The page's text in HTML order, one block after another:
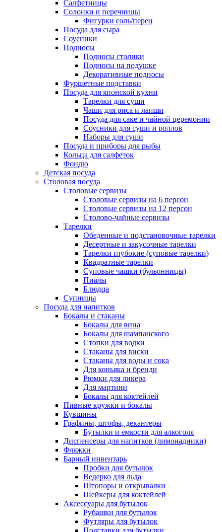
Салфетницы
Солонки и перечницы
Фигурки соль/перец
Посуда для сыра
Соусники
Подносы
Подносы столики
Подносы на подушке
Декоративные подносы
Фуршетные подставки
Посуда для японской кухни
Тарелки для суши
Чаши для риса и лапши
Посуда для саке и чайной церемонии
Соусники для суши и роллов
Наборы для суши
Посуда и приборы для рыбы
Кольца для салфеток
Фондю
Детская посуда
Столовая посуда
Столовые сервизы
Столовые сервизы на 6 персон
Столовые сервизы на 12 персон
Столово-чайные сервизы
Тарелки
Обеденные и подстановочные тарелки
Десертные и закусочные тарелки
Тарелки глубокие (суповые тарелки)
Квадратные тарелки
Суповые чашки (бульонницы)
Пиалы
Блюдца
Супницы
Посуда для напитков
Бокалы и стаканы
Бокалы для вина
Бокалы для шампанского
Стопки для водки
Стаканы для виски
Стаканы для воды и сока
Для коньяка и бренди
Рюмки для ликера
Для мартини
Бокалы для коктейлей
Пивные кружки и бокалы
Кувшины
Графины, штофы, декантеры
Бутылки и емкости для алкоголя
Диспенсеры для напитков (лимонадники)
Фляжки
Барный инвентарь
Пробки для бутылок
Ведерко для льда
Штопоры и открывалки
Шейкеры для коктейлей
Аксессуары для бутылок
Рубашки для бутылок
Футляры для бутылок
Подставки для бутылки